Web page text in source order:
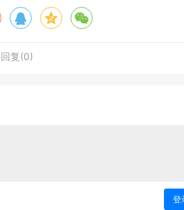
回复(0)
登